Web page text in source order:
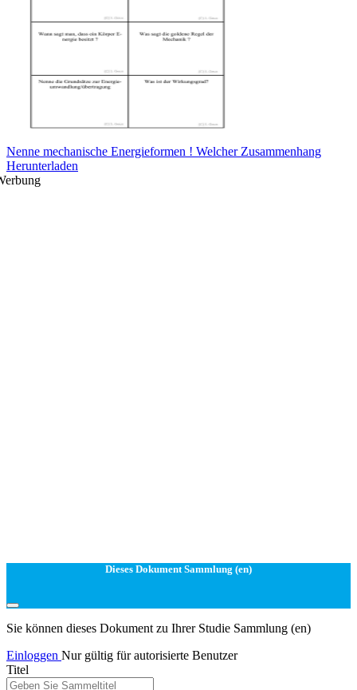
Nenne mechanische Energieformen ! Welcher Zusammenhang
Herunterladen
Dieses Dokument Sammlung (en)
Sie können dieses Dokument zu Ihrer Studie Sammlung (en)
Einloggen Nur gültig für autorisierte Benutzer
Titel